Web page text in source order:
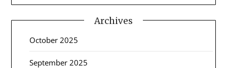
Archives
October 2025
September 2025